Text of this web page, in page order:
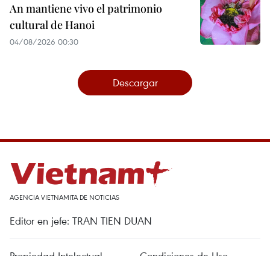
An mantiene vivo el patrimonio
cultural de Hanoi
04/08/2026 00:30
Descargar
AGENCIA VIETNAMITA DE NOTICIAS
Editor en jefe: TRAN TIEN DUAN